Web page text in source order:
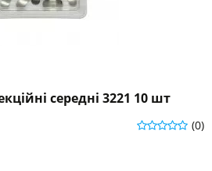
середні 3221 10 шт
(0)